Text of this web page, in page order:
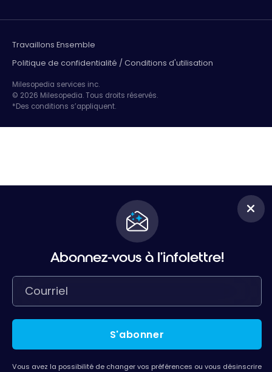
Abonnez-vous à l'infolettre!
S'abonner
Vous avez la possibilité de changer vos préférences ou vous désinscrire
Travaillons Ensemble
Politique de confidentialité / Conditions d'utilisation
Milesopedia services inc.
© 2026 Milesopedia. Tous droits réservés.
*Des conditions s’appliquent.